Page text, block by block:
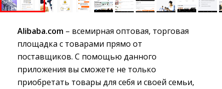
Alibaba.com – всемирная оптовая, торговая
площадка с товарами прямо от
поставщиков. С помощью данного
приложения вы сможете не только
приобретать товары для себя и своей семьи,